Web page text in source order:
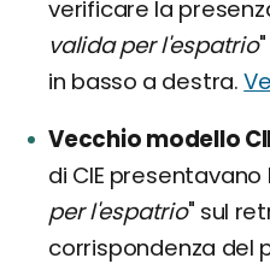
verificare la
valida per l'espatrio
in basso a destra.
Vecchio modello
di CIE presentavano
per l'espatrio" sul
corrispondenza del